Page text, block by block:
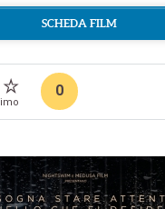
SCHEDA FILM
0